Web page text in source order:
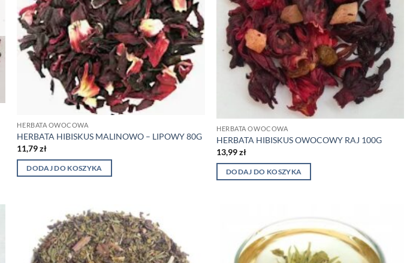
HERBATA OWOCOWA
HERBATA HIBISKUS MALINOWO – LIPOWY 80G
11,79zł
DODAJ DO KOSZYKA
HERBATA OWOCOWA
HERBATA HIBISKUS OWOCOWY RAJ 100G
13,99zł
DODAJ DO KOSZYKA